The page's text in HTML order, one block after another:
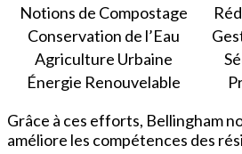
Notions de Compostage
Conservation de l’Eau
Agriculture Urbaine
Énergie Renouvelable
Grâce à ces efforts, Bellingham
améliore les compétences des